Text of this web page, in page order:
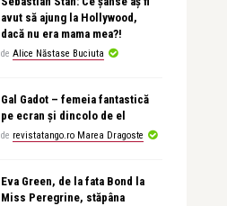
avut să ajung la Hollywood,
dacă nu era mama mea?!
de Alice Năstase Buciuta
Gal Gadot – femeia fantastică
pe ecran și dincolo de el
de revistatango.ro Marea Dragoste
Eva Green, de la fata Bond la
Miss Peregrine, stăpâna